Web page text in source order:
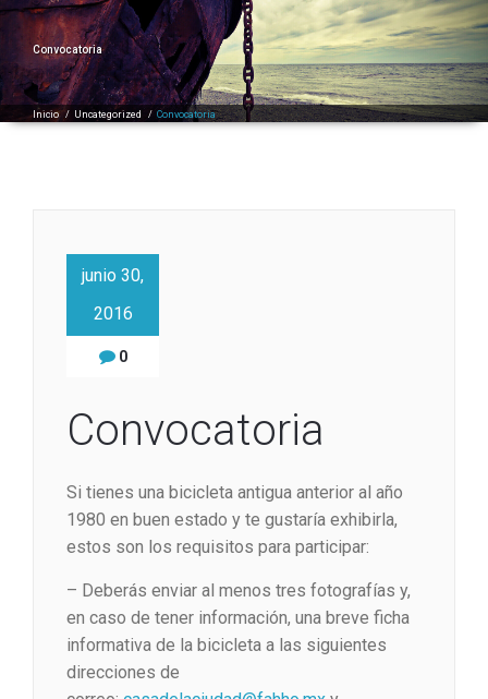
Convocatoria
Inicio / Uncategorized / Convocatoria
junio 30,
2016
0
Convocatoria
Si tienes una bicicleta antigua anterior al año
1980 en buen estado y te gustaría exhibirla,
estos son los requisitos para participar:
– Deberás enviar al menos tres fotografías y,
en caso de tener información, una breve ficha
informativa de la bicicleta a las siguientes
direcciones de